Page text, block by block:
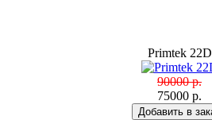
Primtek 22D
90000 р.
75000 р.